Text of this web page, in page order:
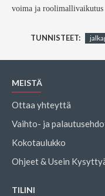
voima ja roolimallivaikutus
TUNNISTEET:
MEISTÄ
Ottaa yhteyttä
Vaihto- ja
Kokotaulukko
Ohjeet & Usein
TILINI